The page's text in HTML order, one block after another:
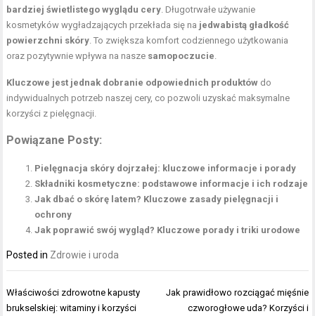
bardziej świetlistego wyglądu cery. Długotrwałe używanie
kosmetyków wygładzających przekłada się na jedwabistą gładkość
powierzchni skóry. To zwiększa komfort codziennego użytkowania
oraz pozytywnie wpływa na nasze samopoczucie.
Kluczowe jest jednak dobranie odpowiednich produktów do
indywidualnych potrzeb naszej cery, co pozwoli uzyskać maksymalne
korzyści z pielęgnacji.
Powiązane Posty:
Pielęgnacja skóry dojrzałej: kluczowe informacje i porady
Składniki kosmetyczne: podstawowe informacje i ich rodzaje
Jak dbać o skórę latem? Kluczowe zasady pielęgnacji i
ochrony
Jak poprawić swój wygląd? Kluczowe porady i triki urodowe
Posted in Zdrowie i uroda
Nawigacja
wpisu
Właściwości zdrowotne kapusty
brukselskiej: witaminy i korzyści
Jak prawidłowo rozciągać mięśnie
czworogłowe uda? Korzyści i